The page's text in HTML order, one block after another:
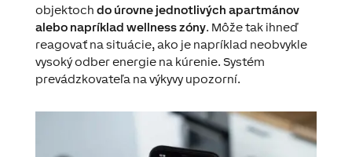
objektoch do úrovne jednotlivých apartmánov
alebo napríklad wellness zóny. Môže tak ihneď
reagovať na situácie, ako je napríklad neobvykle
vysoký odber energie na kúrenie. Systém
prevádzkovateľa na výkyvy upozorní.